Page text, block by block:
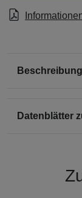
Beschreibung
Datenblätter